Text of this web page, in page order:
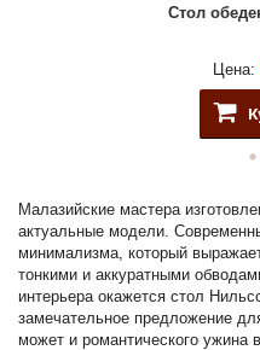
Стол
Цена:
Малазийские мастера
актуальные модели.
минимализма, который
тонкими и аккуратными
интерьера окажется стол
замечательное предложение
может и романтического ужина